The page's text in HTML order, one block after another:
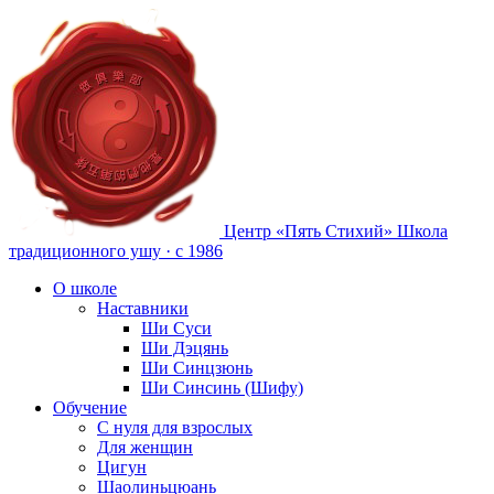
Центр «Пять Стихий» Школа
традиционного ушу · с 1986
О школе
Наставники
Ши Суси
Ши Дэцянь
Ши Синцзюнь
Ши Синсинь (Шифу)
Обучение
С нуля для взрослых
Для женщин
Цигун
Шаолиньцюань